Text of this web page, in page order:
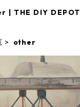
| THE DIY DEPOT
other